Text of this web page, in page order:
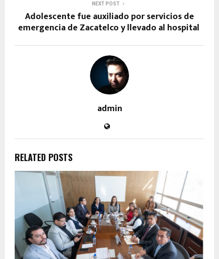
NEXT POST
Adolescente fue auxiliado por servicios de
emergencia de Zacatelco y llevado al hospital
admin
RELATED POSTS